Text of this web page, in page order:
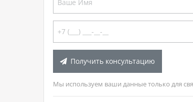
Получить консультацию
Мы используем ваши данные только для